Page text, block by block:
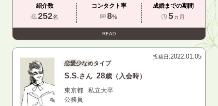
紹介数
252名
コンタクト率
8%
成婚までの期間
5ヵ月
READ
投稿日:2022.01.05
恋愛少なめタイプ
S.S.さん 28歳（入会時）
東京都
私立大卒
公務員